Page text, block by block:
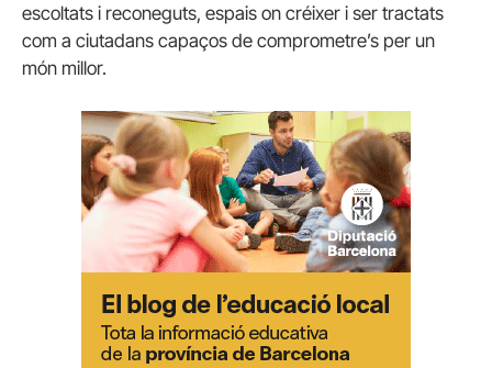
escoltats i reconeguts, espais on créixer i ser tractats
com a ciutadans capaços de comprometre’s per un
món millor.